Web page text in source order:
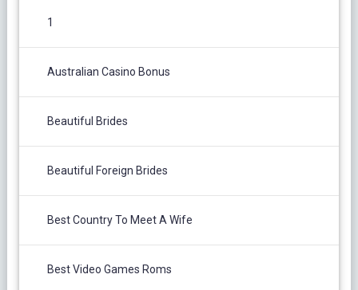
1
Australian Casino Bonus
Beautiful Brides
Beautiful Foreign Brides
Best Country To Meet A Wife
Best Video Games Roms